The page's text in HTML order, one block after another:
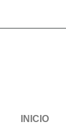
INICIO